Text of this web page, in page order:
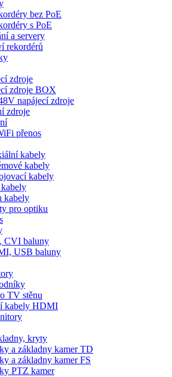
bez PoE
s PoE
a servery
rekordérů
zdroje
zdroje BOX
napájecí zdroje
zdroje
přenos
kabely
kabely
kabely
kabely
pro optiku
baluny
USB baluny
TV stěnu
kabely HDMI
kryty
a základny kamer TD
a základny kamer FS
PTZ kamer